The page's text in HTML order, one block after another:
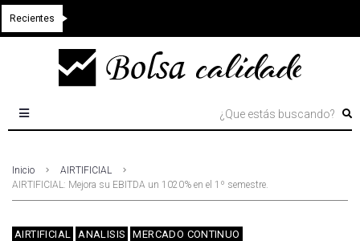
Recientes
Inicio
AIRTIFICIAL
AIRTIFICIAL: Mejora su EBITDA un 1020% en el 1º semestre.
AIRTIFICIAL ANALISIS MERCADO CONTINUO